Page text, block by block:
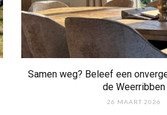
Samen weg? Beleef een
de Weerribben
26 MAART 2026